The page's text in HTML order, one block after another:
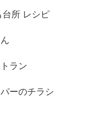
台所 レシピ
ラン
ーのチラシ